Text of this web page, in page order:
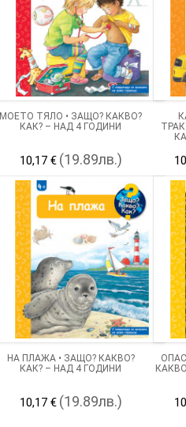
МОЕТО ТЯЛО • ЗАЩО? КАКВО?
КАК? – НАД 4 ГОДИНИ
10,17 € (19.89лв.)
НА ПЛАЖА • ЗАЩО? КАКВО?
КАК? – НАД 4 ГОДИНИ
10,17 € (19.89лв.)